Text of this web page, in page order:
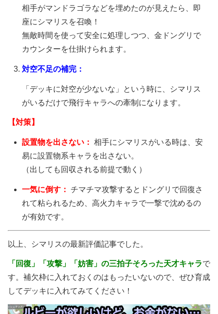
相手がマンドラゴラなどを埋めたのが見えたら、即
座にシマリスを召喚！
無敵時間を使って安全に処理しつつ、金ドングリで
カウンターを仕掛けられます。
対空不足の補完：
「デッキに対空が少ないな」という時に、シマリス
がいるだけで飛行キャラへの牽制になります。
【対策】
設置物を出さない： 相手にシマリスがいる時は、安
易に設置物系キャラを出さない。
（出しても回収される前提で動く）
一気に倒す： チマチマ攻撃するとドングリで回復さ
れて粘られるため、高火力キャラで一撃で沈めるの
が有効です。
以上、シマリスの最新評価記事でした。
「回復」「攻撃」「妨害」の三拍子そろった天才キャラで
す。補欠枠に入れておくのはもったいないので、ぜひ育成
してデッキに入れてみてください！